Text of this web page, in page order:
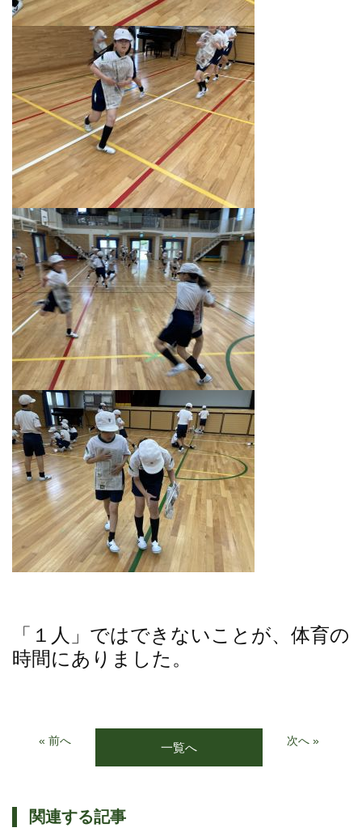
「１人」ではできないことが、体育の
時間にありました。
« 前へ 一覧へ 次へ »
関連する記事